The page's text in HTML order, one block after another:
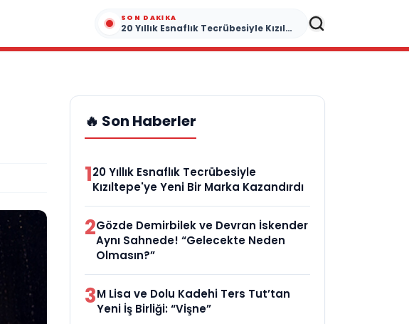
SON DAKIKA
20 Yıllık Esnaflık Tecrübesiyle Kızıltepe'ye Yeni Bir Marka Kazandırdı
🔥 Son Haberler
120 Yıllık Esnaflık Tecrübesiyle
Kızıltepe'ye Yeni Bir Marka Kazandırdı
2Gözde Demirbilek ve Devran İskender
Aynı Sahnede! “Gelecekte Neden
Olmasın?”
3M Lisa ve Dolu Kadehi Ters Tut’tan
Yeni İş Birliği: “Vişne”